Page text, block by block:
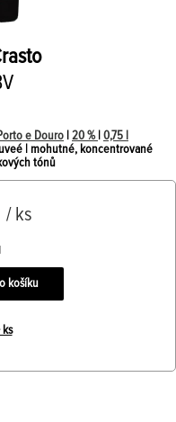
e Douro 20 % 0,75 l
| mohutné, koncentrované
tónů
/ ks